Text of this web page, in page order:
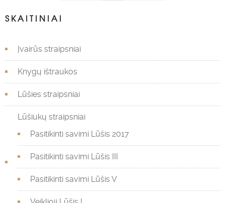
SKAITINIAI
Įvairūs straipsniai
Knygų ištraukos
Lūšies straipsniai
Lūšiukų straipsniai
Pasitikinti savimi Lūšis 2017
Pasitikinti savimi Lūšis III
Pasitikinti savimi Lūšis V